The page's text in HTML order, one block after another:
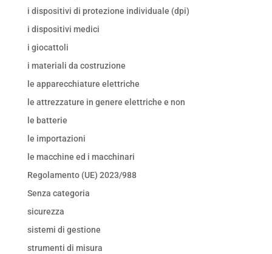
i dispositivi di protezione individuale (dpi)
i dispositivi medici
i giocattoli
i materiali da costruzione
le apparecchiature elettriche
le attrezzature in genere elettriche e non
le batterie
le importazioni
le macchine ed i macchinari
Regolamento (UE) 2023/988
Senza categoria
sicurezza
sistemi di gestione
strumenti di misura